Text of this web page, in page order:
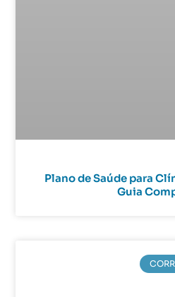
Plano de Saúde para
Guia